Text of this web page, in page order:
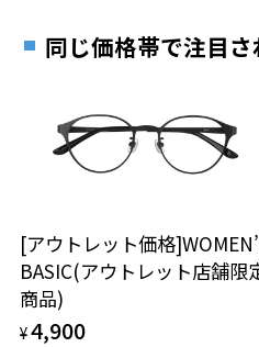
11.5g
※着脱式サングラス：デモレンズ、アタッ
タイプ
材質
フロント素材：メタル
す。
もっと見
お近くのZoff実店舗にて度数を
その際は記入用紙をダウンロー
ダウ
同じ価格帯で注目
[アウトレット価格
BASIC(アウトレット店舗限
商品)
¥4,900